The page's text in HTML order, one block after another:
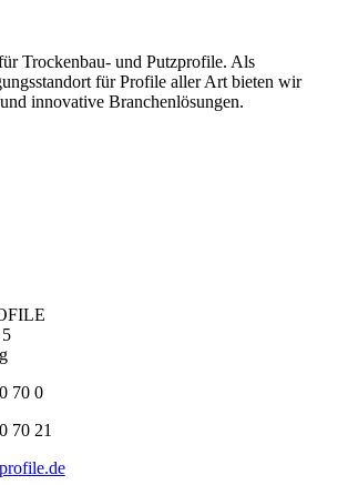
Trockenbau- und Putzprofile. Als
für Profile aller Art bieten wir
innovative Branchenlösungen.
70 0
70 21